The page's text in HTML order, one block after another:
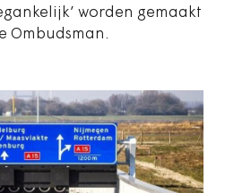
worden gemaakt
Ombudsman.